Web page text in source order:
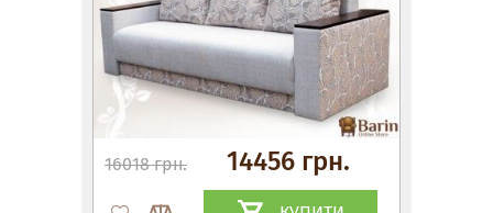
16018 грн. 14456 грн.